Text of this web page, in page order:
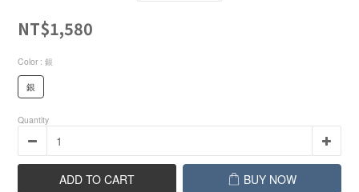
NT$1,580
Color : 銀
銀
Quantity
ADD TO CART BUY NOW